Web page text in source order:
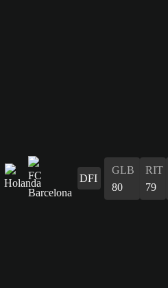
DFI
GLB
80
RIT
79